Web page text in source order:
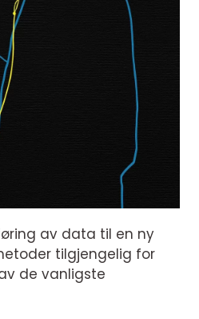
av data til en ny
tilgjengelig for
de vanligste